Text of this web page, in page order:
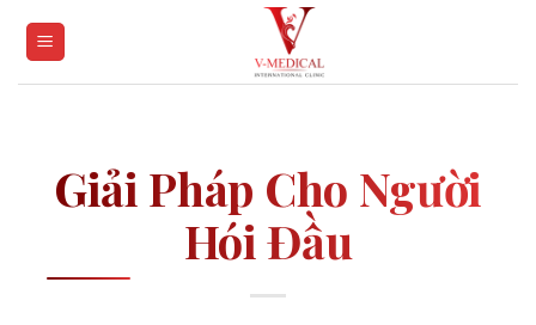
Giải Pháp Cho Người
Hói Đầu